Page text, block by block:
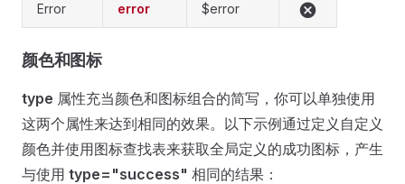
Error error $error
颜色和图标
type 属性充当颜色和图标组合的简写，你可以单独使用
这两个属性来达到相同的效果。以下示例通过定义自定义
颜色并使用图标查找表来获取全局定义的成功图标，产生
与使用 type="success" 相同的结果：